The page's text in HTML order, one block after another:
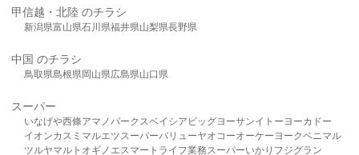
甲信越・北陸 のチラシ
新潟県富山県石川県福井県山梨県長野県
中国 のチラシ
鳥取県島根県岡山県広島県山口県
スーパー
いなげや西條アマノパークスベイシア ビッグヨーサンイトーヨーカドー
イオンカスミ マルエツスーパーバリューヤオコーオーケー ヨークベニマル
ツルヤマルト オギノ エスマート ライフ業務スーパーいかり フジグラン